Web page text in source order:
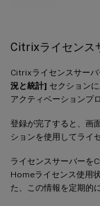
Citrixライセンス
Citrixライセンスサー
況と統計] セクション
アクティベーションプ
登録が完了すると、画
ションを使用してライ
ライセンスサーバーを
Homeライセンス使用
た、この情報を定期的